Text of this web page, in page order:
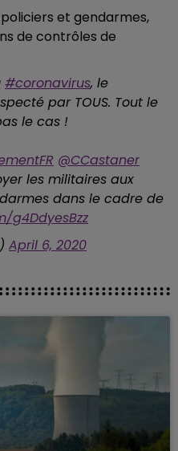
et gendarmes,
de contrôles de
#coronavirus, le
par TOUS. Tout le
le cas !
@CCastaner
les militaires aux
dans le cadre de
g4DdyesBzz
April 6, 2020